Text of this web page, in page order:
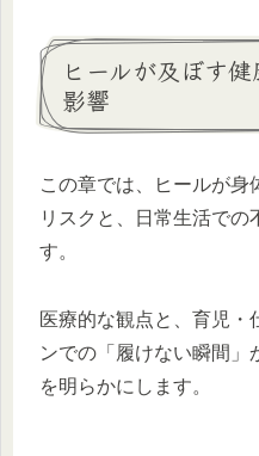
ヒールが及ぼす
影響
この章では、ヒールが身
リスクと、日常生活での
す。
医療的な観点と、育児・
ンでの「履けない瞬間」
を明らかにします。